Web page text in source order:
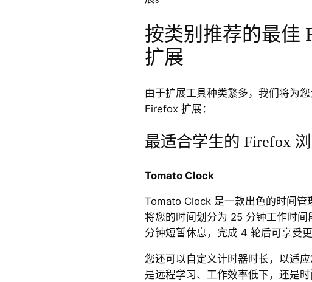
按类别推荐的最佳
扩展
由于扩展工具种类繁多，我们将为
Firefox 扩展：
最适合学生的 Firefox
Tomato Clock
Tomato Clock 是一款出色的时间管
将您的时间划分为 25 分钟工作时间
分钟短暂休息，完成 4 轮后可享受更
您还可以自定义计时器时长，以适
是远程学习、工作效率低下，还是